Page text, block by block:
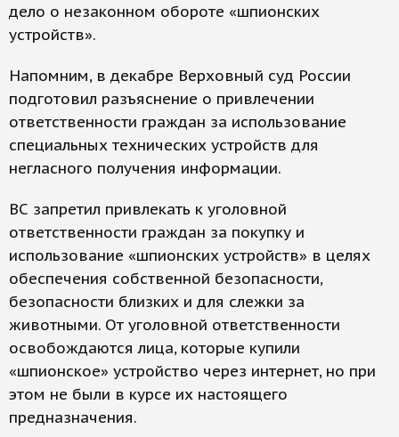
дело о незаконном обороте «шпионских
устройств».
Напомним, в декабре Верховный суд России
подготовил разъяснение о привлечении
ответственности граждан за использование
специальных технических устройств для
негласного получения информации.
ВС запретил привлекать к уголовной
ответственности граждан за покупку и
использование «шпионских устройств» в целях
обеспечения собственной безопасности,
безопасности близких и для слежки за
животными. От уголовной ответственности
освобождаются лица, которые купили
«шпионское» устройство через интернет, но при
этом не были в курсе их настоящего
предназначения.